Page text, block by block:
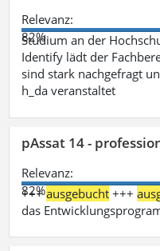
Relevanz:
82%
Studium an der
Identify lädt der
sind stark nachgefragt
h_da veranstaltet
pAssat 14 -
Relevanz:
82%
+++ausgebucht +++
das